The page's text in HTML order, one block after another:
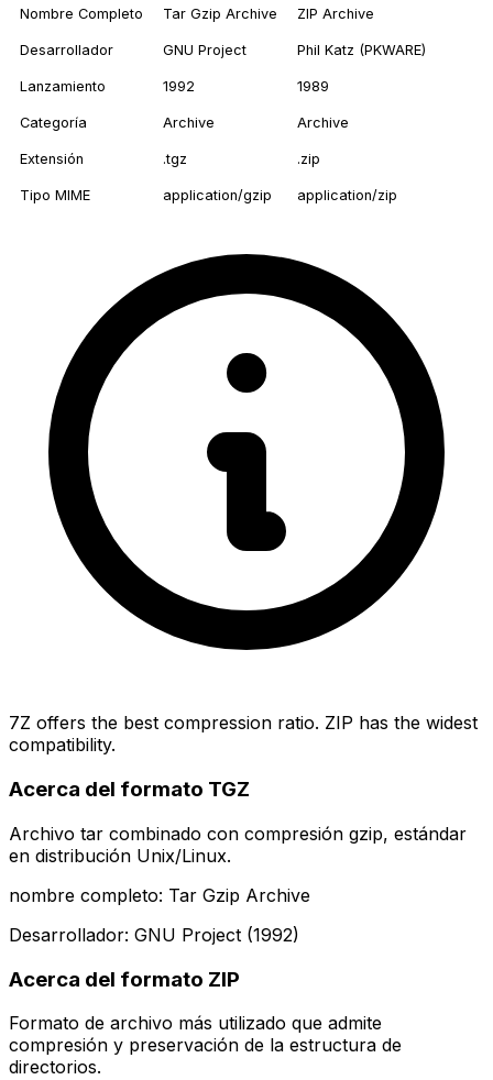
Nombre Completo Tar Gzip Archive ZIP Archive
Desarrollador GNU Project Phil Katz (PKWARE)
Lanzamiento 1992 1989
Categoría Archive Archive
Extensión .tgz .zip
Tipo MIME application/gzip application/zip
7Z offers the best compression ratio. ZIP has the widest
compatibility.
Acerca del formato TGZ
Archivo tar combinado con compresión gzip, estándar
en distribución Unix/Linux.
nombre completo: Tar Gzip Archive
Desarrollador: GNU Project (1992)
Acerca del formato ZIP
Formato de archivo más utilizado que admite
compresión y preservación de la estructura de
directorios.